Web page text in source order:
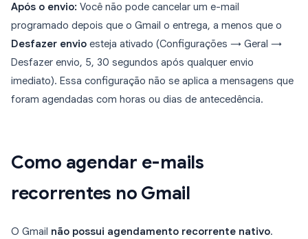
Após o envio: Você não pode cancelar um e-mail
programado depois que o Gmail o entrega, a menos que o
Desfazer envio esteja ativado (Configurações → Geral →
Desfazer envio, 5, 30 segundos após qualquer envio
imediato). Essa configuração não se aplica a mensagens que
foram agendadas com horas ou dias de antecedência.
Como agendar e-mails
recorrentes no Gmail
O Gmail não possui agendamento recorrente nativo.